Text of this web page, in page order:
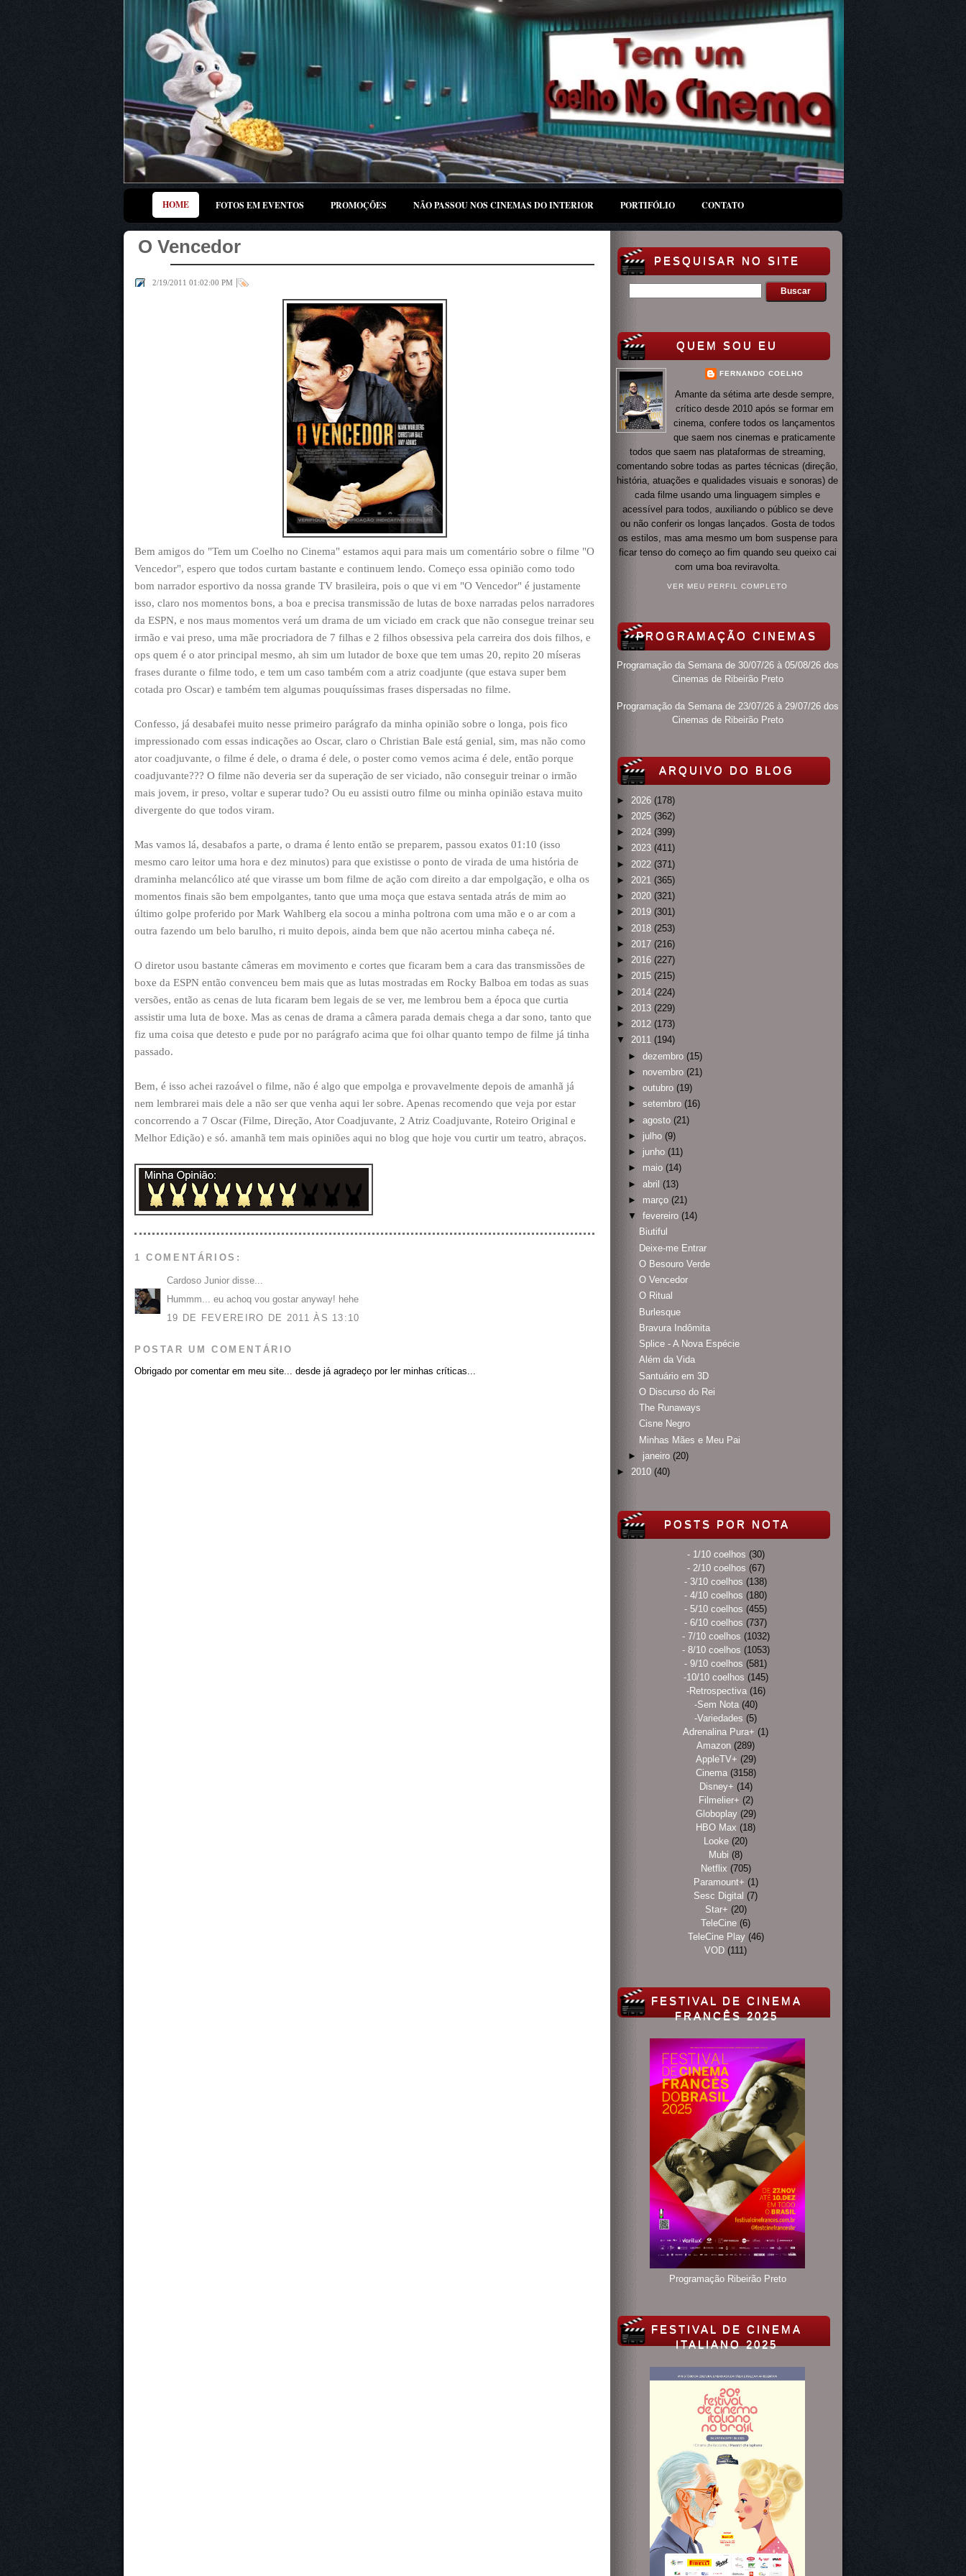
HOME FOTOS EM EVENTOS PROMOÇÕES NÃO PASSOU NOS CINEMAS DO INTERIOR PORTIFÓLIO CONTATO
O Vencedor
2/19/2011 01:02:00 PM |
Bem amigos do "Tem um Coelho no Cinema" estamos aqui para mais um comentário sobre o filme "O
Vencedor", espero que todos curtam bastante e continuem lendo. Começo essa opinião como todo
bom narrador esportivo da nossa grande TV brasileira, pois o que vi em "O Vencedor" é justamente
isso, claro nos momentos bons, a boa e precisa transmissão de lutas de boxe narradas pelos narradores
da ESPN, e nos maus momentos verá um drama de um viciado em crack que não consegue treinar seu
irmão e vai preso, uma mãe procriadora de 7 filhas e 2 filhos obsessiva pela carreira dos dois filhos, e
ops quem é o ator principal mesmo, ah sim um lutador de boxe que tem umas 20, repito 20 míseras
frases durante o filme todo, e tem um caso também com a atriz coadjunte (que estava super bem
cotada pro Oscar) e também tem algumas pouquíssimas frases dispersadas no filme.
Confesso, já desabafei muito nesse primeiro parágrafo da minha opinião sobre o longa, pois fico
impressionado com essas indicações ao Oscar, claro o Christian Bale está genial, sim, mas não como
ator coadjuvante, o filme é dele, o drama é dele, o poster como vemos acima é dele, então porque
coadjuvante??? O filme não deveria ser da superação de ser viciado, não conseguir treinar o irmão
mais jovem, ir preso, voltar e superar tudo? Ou eu assisti outro filme ou minha opinião estava muito
divergente do que todos viram.
Mas vamos lá, desabafos a parte, o drama é lento então se preparem, passou exatos 01:10 (isso
mesmo caro leitor uma hora e dez minutos) para que existisse o ponto de virada de uma história de
draminha melancólico até que virasse um bom filme de ação com direito a dar empolgação, e olha os
momentos finais são bem empolgantes, tanto que uma moça que estava sentada atrás de mim ao
último golpe proferido por Mark Wahlberg ela socou a minha poltrona com uma mão e o ar com a
outra fazendo um belo barulho, ri muito depois, ainda bem que não acertou minha cabeça né.
O diretor usou bastante câmeras em movimento e cortes que ficaram bem a cara das transmissões de
boxe da ESPN então convenceu bem mais que as lutas mostradas em Rocky Balboa em todas as suas
versões, então as cenas de luta ficaram bem legais de se ver, me lembrou bem a época que curtia
assistir uma luta de boxe. Mas as cenas de drama a câmera parada demais chega a dar sono, tanto que
fiz uma coisa que detesto e pude por no parágrafo acima que foi olhar quanto tempo de filme já tinha
passado.
Bem, é isso achei razoável o filme, não é algo que empolga e provavelmente depois de amanhã já
nem lembrarei mais dele a não ser que venha aqui ler sobre. Apenas recomendo que veja por estar
concorrendo a 7 Oscar (Filme, Direção, Ator Coadjuvante, 2 Atriz Coadjuvante, Roteiro Original e
Melhor Edição) e só. amanhã tem mais opiniões aqui no blog que hoje vou curtir um teatro, abraços.
1 COMENTÁRIOS:
Cardoso Junior disse...
Hummm... eu achoq vou gostar anyway! hehe
19 DE FEVEREIRO DE 2011 ÀS 13:10
POSTAR UM COMENTÁRIO
Obrigado por comentar em meu site... desde já agradeço por ler minhas críticas...
PESQUISAR NO SITE
QUEM SOU EU
FERNANDO COELHO
Amante da sétima arte desde sempre,
crítico desde 2010 após se formar em
cinema, confere todos os lançamentos
que saem nos cinemas e praticamente
todos que saem nas plataformas de streaming,
comentando sobre todas as partes técnicas (direção,
história, atuações e qualidades visuais e sonoras) de
cada filme usando uma linguagem simples e
acessível para todos, auxiliando o público se deve
ou não conferir os longas lançados. Gosta de todos
os estilos, mas ama mesmo um bom suspense para
ficar tenso do começo ao fim quando seu queixo cai
com uma boa reviravolta.
VER MEU PERFIL COMPLETO
PROGRAMAÇÃO CINEMAS
Programação da Semana de 30/07/26 à 05/08/26 dos
Cinemas de Ribeirão Preto
Programação da Semana de 23/07/26 à 29/07/26 dos
Cinemas de Ribeirão Preto
ARQUIVO DO BLOG
► 2026 (178)
► 2025 (362)
► 2024 (399)
► 2023 (411)
► 2022 (371)
► 2021 (365)
► 2020 (321)
► 2019 (301)
► 2018 (253)
► 2017 (216)
► 2016 (227)
► 2015 (215)
► 2014 (224)
► 2013 (229)
► 2012 (173)
▼
2011 (194)
► dezembro (15)
► novembro (21)
► outubro (19)
► setembro (16)
► agosto (21)
► julho (9)
► junho (11)
► maio (14)
► abril (13)
► março (21)
▼
fevereiro (14)
Biutiful
Deixe-me Entrar
O Besouro Verde
O Vencedor
O Ritual
Burlesque
Bravura Indômita
Splice - A Nova Espécie
Além da Vida
Santuário em 3D
O Discurso do Rei
The Runaways
Cisne Negro
Minhas Mães e Meu Pai
► janeiro (20)
► 2010 (40)
POSTS POR NOTA
- 1/10 coelhos (30)
- 2/10 coelhos (67)
- 3/10 coelhos (138)
- 4/10 coelhos (180)
- 5/10 coelhos (455)
- 6/10 coelhos (737)
- 7/10 coelhos (1032)
- 8/10 coelhos (1053)
- 9/10 coelhos (581)
-10/10 coelhos (145)
-Retrospectiva (16)
-Sem Nota (40)
-Variedades (5)
Adrenalina Pura+ (1)
Amazon (289)
AppleTV+ (29)
Cinema (3158)
Disney+ (14)
Filmelier+ (2)
Globoplay (29)
HBO Max (18)
Looke (20)
Mubi (8)
Netflix (705)
Paramount+ (1)
Sesc Digital (7)
Star+ (20)
TeleCine (6)
TeleCine Play (46)
VOD (111)
FESTIVAL DE CINEMA
FRANCÊS 2025
Programação Ribeirão Preto
FESTIVAL DE CINEMA
ITALIANO 2025